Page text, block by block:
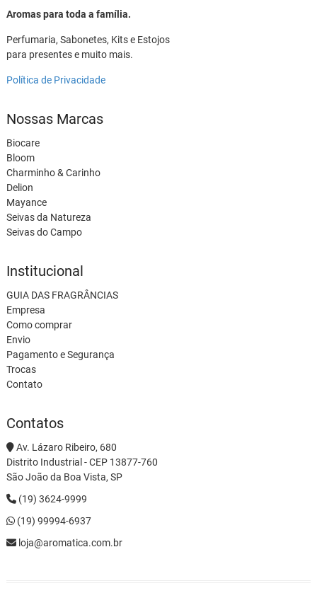
Aromas para toda a família.
Perfumaria, Sabonetes, Kits e Estojos
para presentes e muito mais.
Política de Privacidade
Nossas Marcas
Biocare
Bloom
Charminho & Carinho
Delion
Mayance
Seivas da Natureza
Seivas do Campo
Institucional
GUIA DAS FRAGRÂNCIAS
Empresa
Como comprar
Envio
Pagamento e Segurança
Trocas
Contato
Contatos
Av. Lázaro Ribeiro, 680
Distrito Industrial - CEP 13877-760
São João da Boa Vista, SP
(19) 3624-9999
(19) 99994-6937
loja@aromatica.com.br